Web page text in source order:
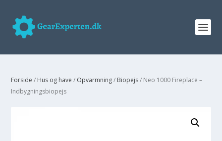
Forside / Hus og have / Opvarmning/ Biopejs/ Neo 1000 Fireplace –
Indbygningsbiopejs